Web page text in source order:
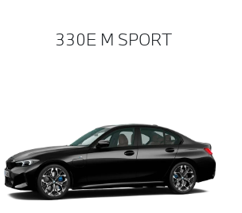
330E M SPORT